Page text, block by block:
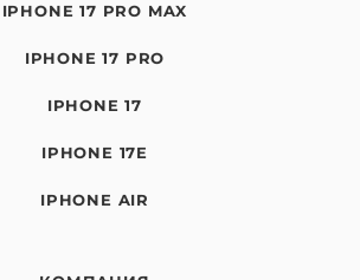
IPHONE 17 PRO MAX
IPHONE 17 PRO
IPHONE 17
IPHONE 17E
IPHONE AIR